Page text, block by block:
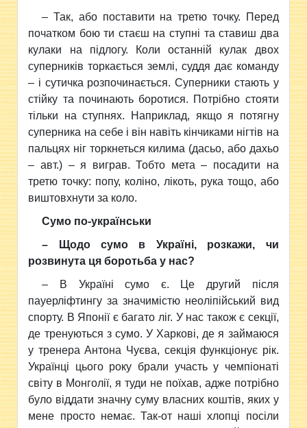
– Так, або поставити на третю точку. Перед
початком бою ти стаєш на ступні та ставиш два
кулаки на підлогу. Коли останній кулак двох
суперників торкається землі, суддя дає команду
– і сутичка розпочинається. Суперники стають у
стійку та починають боротися. Потрібно стояти
тільки на ступнях. Наприклад, якщо я потягну
суперника на себе і він навіть кінчиками нігтів на
пальцях ніг торкнеться килима (дасьо, або дахьо
– авт.) – я виграв. Тобто мета – посадити на
третю точку: попу, коліно, лікоть, рука тощо, або
виштовхнути за коло.
Сумо по-українськи
– Щодо сумо в Україні, розкажи, чи
розвинута ця боротьба у нас?
– В Україні сумо є. Це другий після
пауерліфтингу за значимістю неоліпійський вид
спорту. В Японії є багато ліг. У нас також є секції,
де тренуються з сумо. У Харкові, де я займаюся
у тренера Антона Чуєва, секція функціонує рік.
Українці цього року брали участь у чемпіонаті
світу в Монголії, я туди не поїхав, адже потрібно
було віддати значну суму власних коштів, яких у
мене просто немає. Так-от наші хлопці посіли